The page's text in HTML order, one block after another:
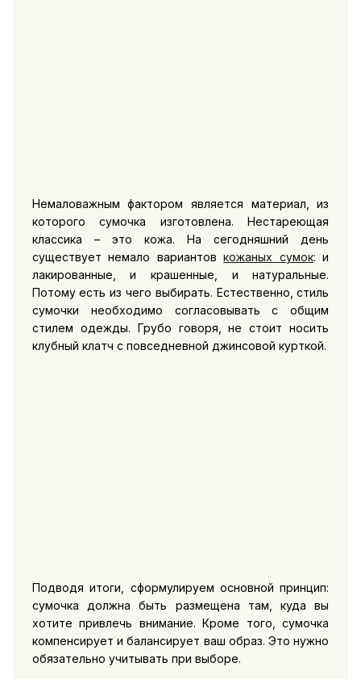
Немаловажным фактором является материал, из
которого сумочка изготовлена. Нестареющая
классика – это кожа. На сегодняшний день
существует немало вариантовкожаных сумок: и
лакированные, и крашенные, и натуральные.
Потому есть из чего выбирать. Естественно, стиль
сумочки необходимо согласовывать с общим
стилем одежды. Грубо говоря, не стоит носить
клубный клатч с повседневной джинсовой курткой.
Подводя итоги, сформулируем основной принцип:
сумочка должна быть размещена там, куда вы
хотите привлечь внимание. Кроме того, сумочка
компенсирует и балансирует ваш образ. Это нужно
обязательно учитывать при выборе.